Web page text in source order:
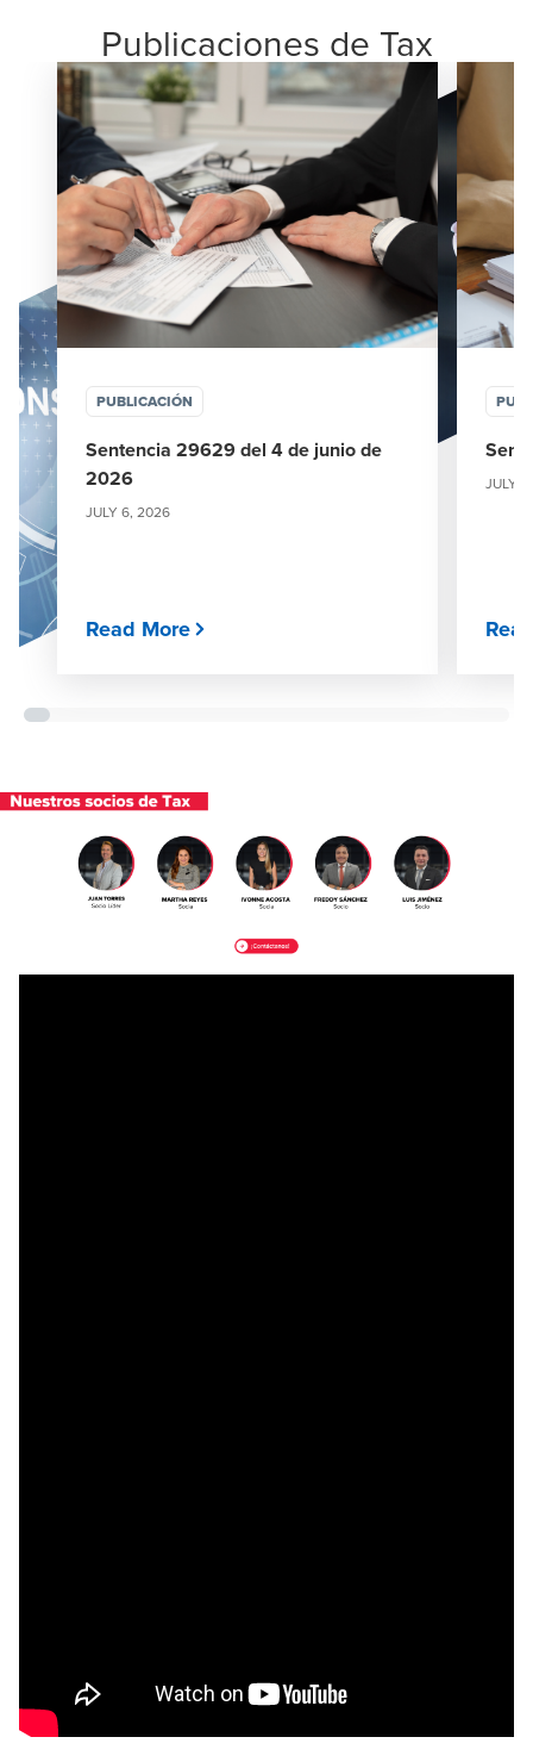
Publicaciones de Tax
PUBLICACIÓN
Sentencia 29629 del 4 de junio de
2026
JULY 6, 2026
Read More
JULY